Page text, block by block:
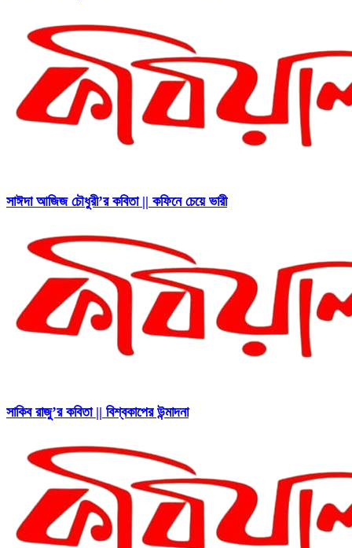
সাঈদা আজিজ চৌধুরী’র কবিতা || কফিনে চেয়ে ভারী
সাকিব রাজু’র কবিতা || বিশ্বকাপের উন্মাদনা